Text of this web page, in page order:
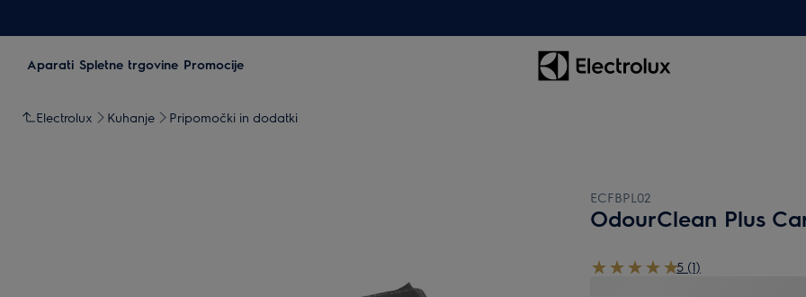
Aparati Spletne trgovine Promocije
Electrolux Kuhanje Pripomočki in dodatki
ECFBPL02
OdourClean Plus
5 (1)